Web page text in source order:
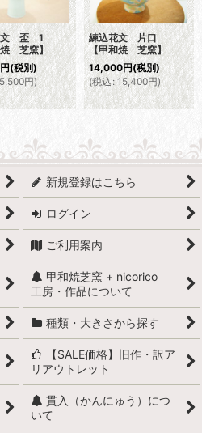
文 盃 1
芝窯】
円(税別)
円)
練込花文 片口
【甲和焼 芝窯】
14,000円(税別)
(税込: 15,400円)
新規登録はこちら
ログイン
ご利用案内
甲和焼芝窯 + nicorico
工房・作品について
種類・大きさから探す
【SALE価格】旧作・訳ア
リアウトレット
貫入（かんにゅう）につ
いて